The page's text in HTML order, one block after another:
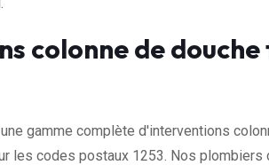
colonne de
gamme complète d'interventions
les codes postaux 1253. Nos